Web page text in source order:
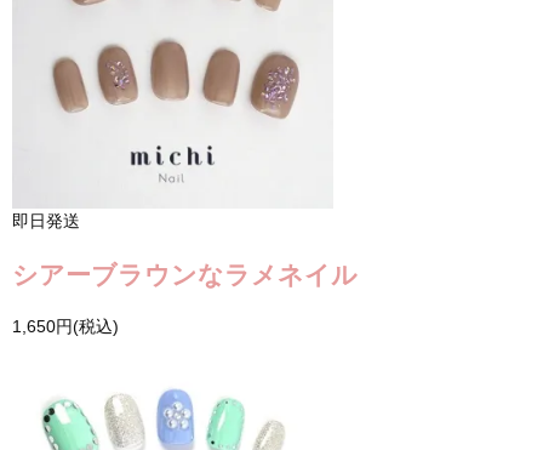
即日発送
シアーブラウンなラメネイル
1,650円(税込)